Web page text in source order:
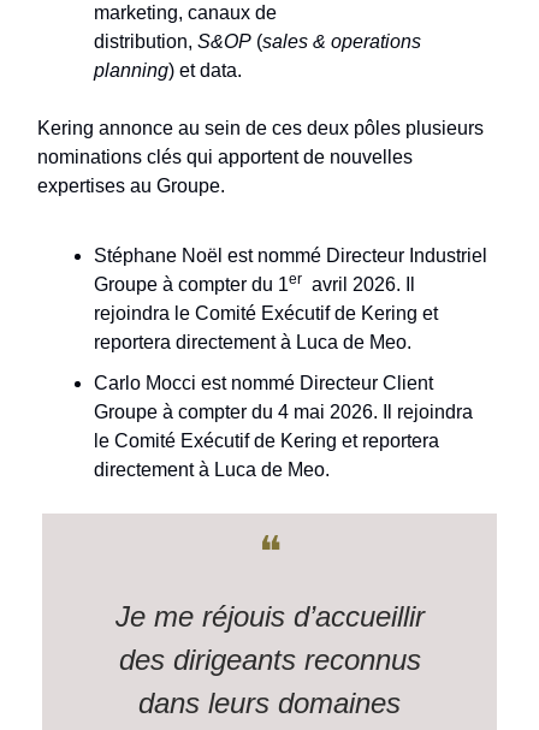
marketing, canaux de
distribution, S&OP (sales & operations
planning) et data.
Kering annonce au sein de ces deux pôles plusieurs
nominations clés qui apportent de nouvelles
expertises au Groupe.
Stéphane Noël est nommé Directeur Industriel
Groupe à compter du 1er avril 2026. Il
rejoindra le Comité Exécutif de Kering et
reportera directement à Luca de Meo.
Carlo Mocci est nommé Directeur Client
Groupe à compter du 4 mai 2026. Il rejoindra
le Comité Exécutif de Kering et reportera
directement à Luca de Meo.
❝
Je me réjouis d’accueillir
des dirigeants reconnus
dans leurs domaines